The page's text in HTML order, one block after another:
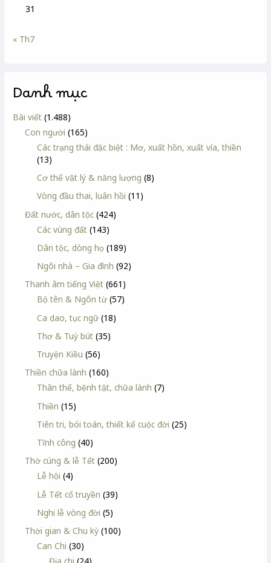
31
« Th7
Danh mục
Bài viết (1.488)
Con người (165)
Các trạng thái đặc biệt : Mơ, xuất hồn, xuất vía, thiền
(13)
Cơ thể vật lý & năng lượng (8)
Vòng đầu thai, luân hồi (11)
Đất nước, dân tộc (424)
Các vùng đất (143)
Dân tộc, dòng họ (189)
Ngôi nhà – Gia đình (92)
Thanh âm tiếng Việt (661)
Bộ tên & Ngôn từ (57)
Ca dao, tục ngữ (18)
Thơ & Tuỳ bút (35)
Truyện Kiều (56)
Thiền chữa lành (160)
Thân thể, bệnh tật, chữa lành (7)
Thiền (15)
Tiên tri, bói toán, thiết kế cuộc đời (25)
Tĩnh công (40)
Thờ cúng & lễ Tết (200)
Lễ hội (4)
Lễ Tết cổ truyền (39)
Nghi lễ vòng đời (5)
Thời gian & Chu kỳ (100)
Can Chi (30)